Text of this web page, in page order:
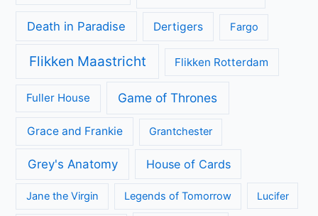
Death in Paradise Dertigers Fargo
Flikken Maastricht Flikken Rotterdam
Fuller House Game of Thrones
Grace and Frankie Grantchester
Grey's Anatomy House of Cards
Jane the Virgin Legends of Tomorrow Lucifer